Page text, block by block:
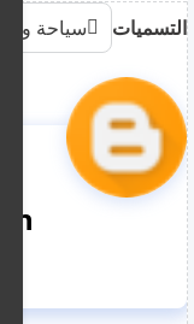
التسميات سياحة